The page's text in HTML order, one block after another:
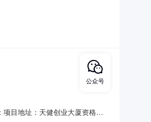
京瑞达恒建筑咨询有限公司报
目地址：天健创业大厦资格审
公众号